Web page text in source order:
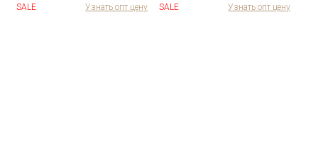
SALE Узнать опт цену SALE Узнать опт цену